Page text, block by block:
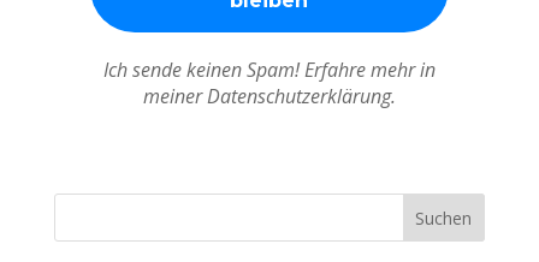
Ich sende keinen Spam! Erfahre mehr in
meiner Datenschutzerklärung.